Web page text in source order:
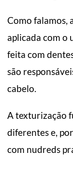
Como falamos,
aplicada com o
feita com
são
cabelo.
A texturização
diferentes e,
com nudreds